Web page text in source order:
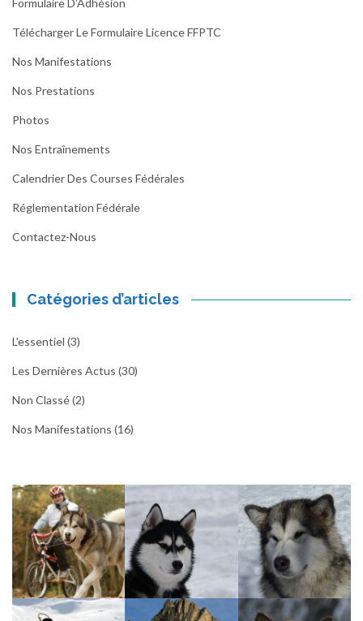
Formulaire D’Adhésion
Télécharger Le Formulaire Licence FFPTC
Nos Manifestations
Nos Prestations
Photos
Nos Entraînements
Calendrier Des Courses Fédérales
Réglementation Fédérale
Contactez-Nous
Catégories d’articles
L'essentiel (3)
Les Dernières Actus (30)
Non Classé(2)
Nos Manifestations (16)